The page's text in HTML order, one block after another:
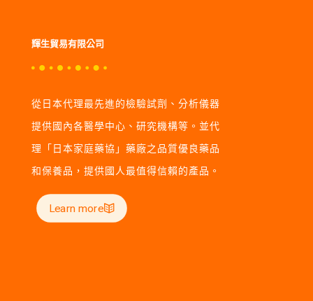
輝生貿易有限公司
從日本代理最先進的檢驗試劑、分析儀器
提供國內各醫學中心、研究機構等。並代
理「日本家庭藥協」藥廠之品質優良藥品
和保養品，提供國人最值得信賴的產品。
Learn more